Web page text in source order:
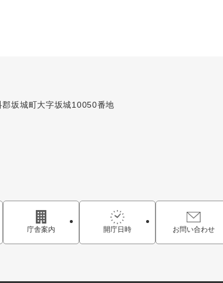
坂城町大字坂城10050番地
庁舎案内 開庁日時 お問い合わせ